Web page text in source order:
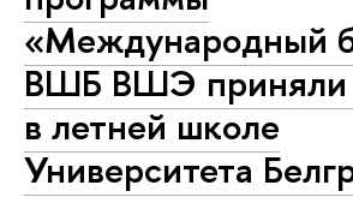
«Международный
ВШБ ВШЭ приняли
в летней школе
Университета